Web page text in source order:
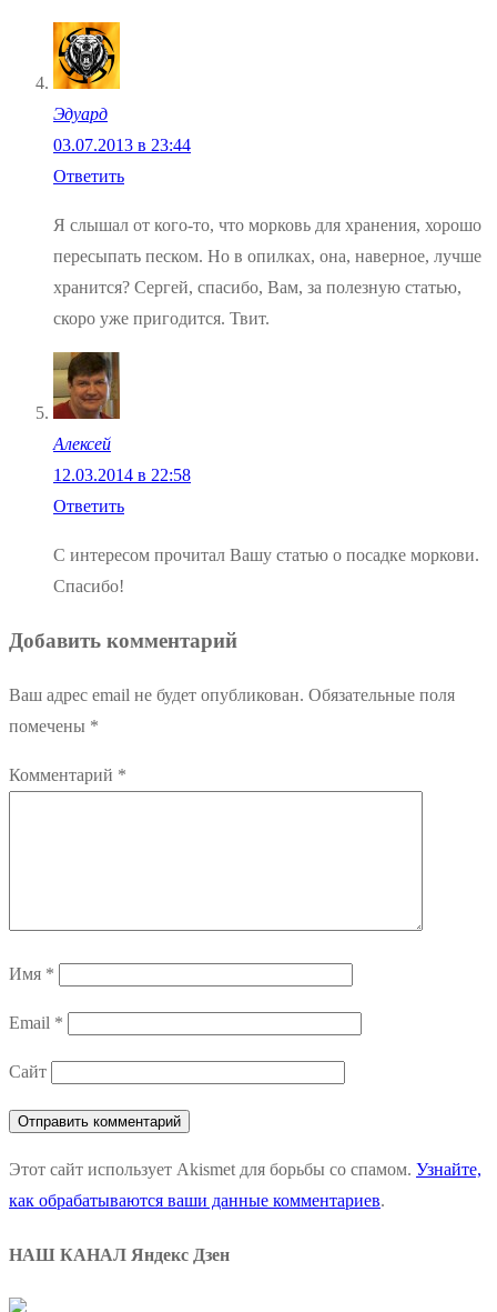
Эдуард
03.07.2013 в 23:44
Ответить
Я слышал от кого-то, что морковь для хранения, хорошо
пересыпать песком. Но в опилках, она, наверное, лучше
хранится? Сергей, спасибо, Вам, за полезную статью,
скоро уже пригодится. Твит.
Алексей
12.03.2014 в 22:58
Ответить
С интересом прочитал Вашу статью о посадке моркови.
Спасибо!
Добавить комментарий
Ваш адрес email не будет опубликован. Обязательные поля
помечены *
Комментарий *
Имя *
Email *
Сайт
Этот сайт использует Akismet для борьбы со спамом. Узнайте,
как обрабатываются ваши данные комментариев.
НАШ КАНАЛ Яндекс Дзен